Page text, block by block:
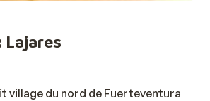
Lajares
village du nord de Fuerteventura